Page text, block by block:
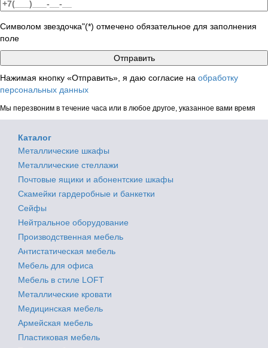
Символом звездочка"(*) отмечено обязательное для заполнения
поле
Нажимая кнопку «Отправить», я даю согласие на обработку
персональных данных
Мы перезвоним в течение часа или в любое другое, указанное вами время
Каталог
Металлические шкафы
Металлические стеллажи
Почтовые ящики и абонентские шкафы
Скамейки гардеробные и банкетки
Сейфы
Нейтральное оборудование
Производственная мебель
Антистатическая мебель
Мебель для офиса
Мебель в стиле LOFT
Металлические кровати
Медицинская мебель
Армейская мебель
Пластиковая мебель